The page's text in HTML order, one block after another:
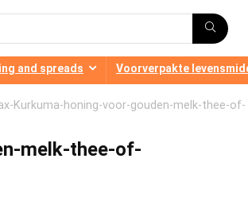
and spreads Voorverpakte
Kurkuma-honing-voor-gouden-melk-thee-of-
melk-thee-of-